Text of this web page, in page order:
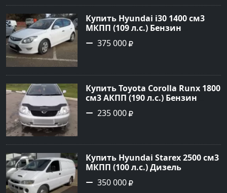
Авторынок23
Купить Hyundai i30 1400 см3
МКПП (109 л.с.) Бензин
инжектор в Кропоткин: цвет
белый Хетчбэк 2011 года по
Авторынок23
375 000
Купить Toyota Corolla Runx 1800
см3 АКПП (190 л.с.) Бензин
инжектор в Тихорецк: цвет
Серый Хетчбэк 2002 года по
Авторынок23
235 000
Купить Hyundai Starex 2500 см3
МКПП (100 л.с.) Дизель
турбонаддув в Краснодар:
цвет белый Фургон 2014 года
350 000